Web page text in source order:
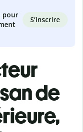
pour
S’inscrire
de